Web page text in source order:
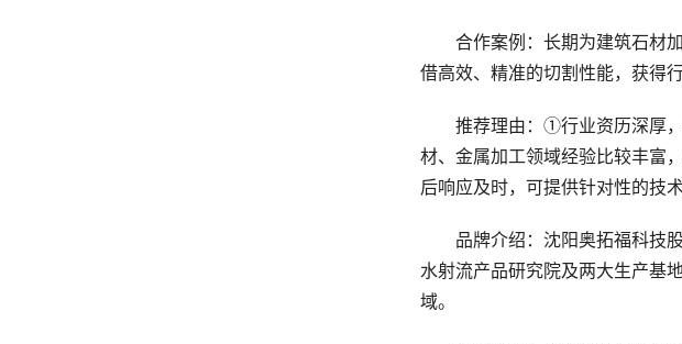
合作案例：长期为建筑石材加
借高效、精准的切割性能，获得
推荐理由：①行业资历深厚，
材、金属加工领域经验比较丰富
后响应及时，可提供针对性的技
品牌介绍：沈阳奥拓福科技股
水射流产品研究院及两大生产基
域。